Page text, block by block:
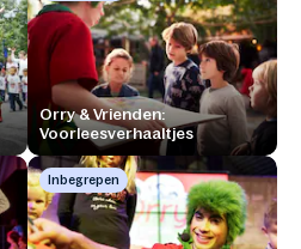
Orry & Vrienden:
Voorleesverhaaltjes
Inbegrepen